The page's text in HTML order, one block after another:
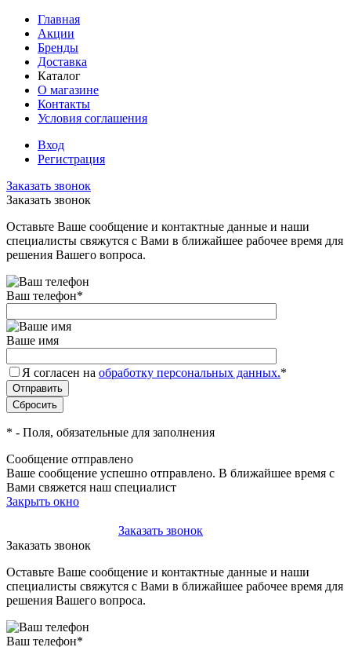
Главная
Акции
Бренды
Доставка
Каталог
О магазине
Контакты
Условия соглашения
Вход
Регистрация
Заказать звонок
Заказать звонок
Оставьте Ваше сообщение и контактные данные и наши
специалисты свяжутся с Вами в ближайшее рабочее время для
решения Вашего вопроса.
Ваш телефон*
Ваше имя
Я согласен на обработку персональных данных.*
* - Поля, обязательные для заполнения
Сообщение отправлено
Ваше сообщение успешно отправлено. В ближайшее время с
Вами свяжется наш специалист
Закрыть окно
Заказать звонок
Заказать звонок
Оставьте Ваше сообщение и контактные данные и наши
специалисты свяжутся с Вами в ближайшее рабочее время для
решения Вашего вопроса.
Ваш телефон*